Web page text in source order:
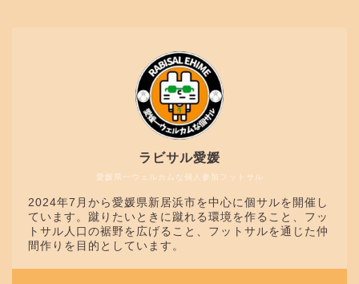
愛媛県一ウェルカムな個人参加フットサル
ラビサル愛媛
2024年7月から愛媛県新居浜市を中心に個サルを開催し
ています。蹴りたいときに蹴れる環境を作ること、フッ
トサル人口の裾野を広げること、フットサルを通じた仲
間作りを目的としています。